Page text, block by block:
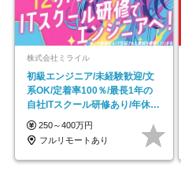
株式会社ミライル
初級エンジニア/未経験歓迎/文
系OK/定着率100％/最長1年の
自社ITスクール研修あり/年休
130日
250～400万円
フルリモートあり